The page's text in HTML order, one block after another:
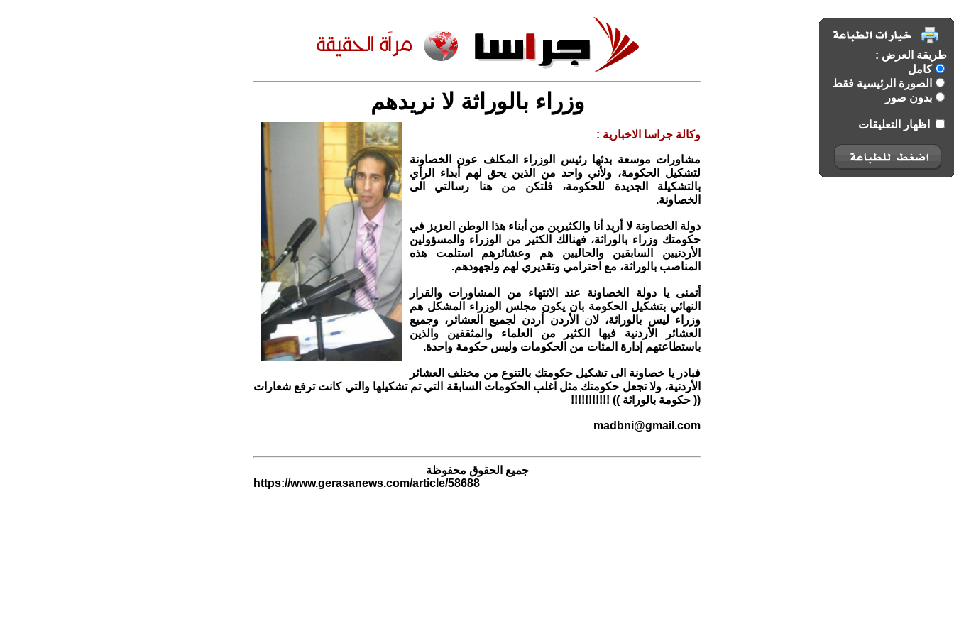
طريقة العرض :
كامل
الصورة الرئيسية فقط
بدون صور
اظهار التعليقات
وزراء بالوراثة لا نريدهم
وكالة جراسا الاخبارية :
مشاورات موسعة بدئها رئيس الوزراء المكلف عون الخصاونة
لتشكيل الحكومة، ولأني واحد من الذين يحق لهم أبداء الرأي
بالتشكيلة الجديدة للحكومة، فلتكن من هنا رسالتي الى
الخصاونة.
دولة الخصاونة لا أريد أنا والكثيرين من أبناء هذا الوطن العزيز في
حكومتك وزراء بالوراثة، فهنالك الكثير من الوزراء والمسؤولين
الأردنيين السابقين والحاليين هم وعشائرهم استلمت هذه
المناصب بالوراثة، مع احترامي وتقديري لهم ولجهودهم.
أتمنى يا دولة الخصاونة عند الانتهاء من المشاورات والقرار
النهائي بتشكيل الحكومة بان يكون مجلس الوزراء المشكل هم
وزراء ليس بالوراثة، لان الأردن أردن لجميع العشائر، وجميع
العشائر الأردنية فيها الكثير من العلماء والمثقفين والذين
باستطاعتهم إدارة المئات من الحكومات وليس حكومة واحدة.
فبادر يا خصاونة الى تشكيل حكومتك بالتنوع من مختلف العشائر
الأردنية، ولا تجعل حكومتك مثل اغلب الحكومات السابقة التي تم تشكيلها والتي كانت ترفع شعارات
(( حكومة بالوراثة )) !!!!!!!!!!!
madbni@gmail.com
جميع الحقوق محفوظة
https://www.gerasanews.com/article/58688